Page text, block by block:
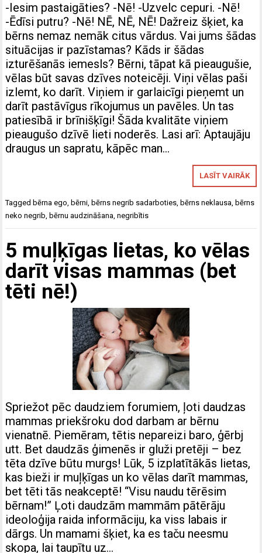
-Iesim pastaigāties? -Nē! -Uzvelc cepuri. -Nē!
-Ēdīsi putru? -Nē! NĒ, NĒ, NĒ! Dažreiz šķiet, ka
bērns nemaz nemāk citus vārdus. Vai jums šādas
situācijas ir pazīstamas? Kāds ir šādas
izturēšanās iemesls? Bērni, tāpat kā pieaugušie,
vēlas būt savas dzīves noteicēji. Viņi vēlas paši
izlemt, ko darīt. Viņiem ir garlaicīgi pieņemt un
darīt pastāvīgus rīkojumus un pavēles. Un tas
patiesībā ir brīnišķīgi! Šāda kvalitāte viņiem
pieaugušo dzīvē lieti noderēs. Lasi arī: Aptaujāju
draugus un sapratu, kāpēc man…
LASĪT VAIRĀK
Tagged bērna ego, bērni, bērns negrib sadarboties, bērns neklausa, bērns
neko negrib, bērnu audzināšana,negribītis
5 muļķīgas lietas, ko vēlas
darīt visas mammas (bet
tēti nē!)
Spriežot pēc daudziem forumiem, ļoti daudzas
mammas priekšroku dod darbam ar bērnu
vienatnē. Piemēram, tētis nepareizi baro, ģērbj
utt. Bet daudzās ģimenēs ir gluži pretēji – bez
tēta dzīve būtu murgs! Lūk, 5 izplatītākās lietas,
kas bieži ir muļķīgas un ko vēlas darīt mammas,
bet tēti tās neakceptē! “Visu naudu tērēsim
bērnam!” Ļoti daudzām mammām pātērāju
ideoloģija raida informāciju, ka viss labais ir
dārgs. Un mamami šķiet, ka es taču neesmu
skopa, lai taupītu uz…